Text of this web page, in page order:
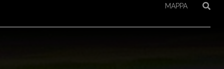
MAPPA